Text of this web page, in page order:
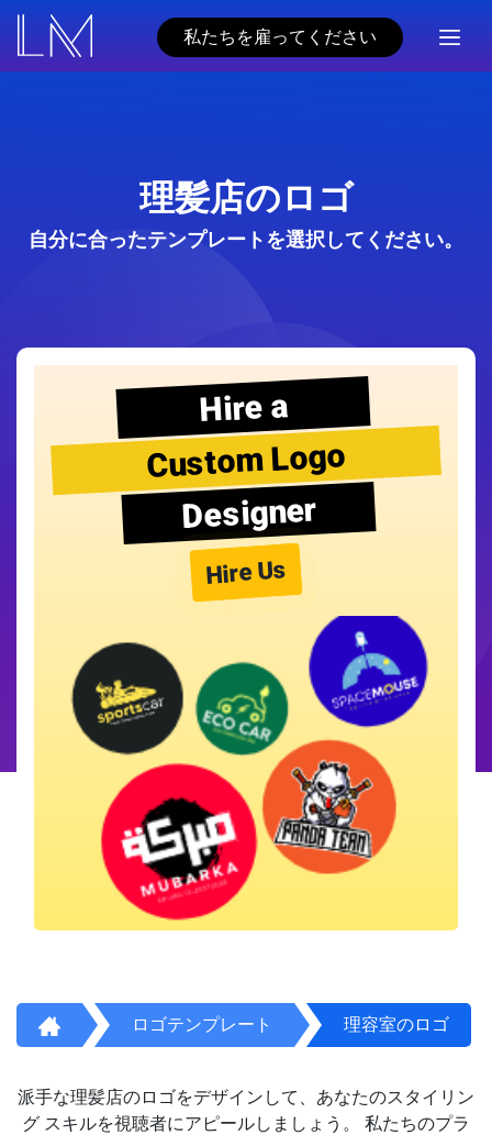
私たちを雇ってください
理髪店のロゴ
自分に合ったテンプレートを選択してください。
Hire a
Custom Logo
Designer
Hire Us
ロゴテンプレート 理容室のロゴ
派手な理髪店のロゴをデザインして、あなたのスタイリン
グ スキルを視聴者にアピールしましょう。 私たちのプラ